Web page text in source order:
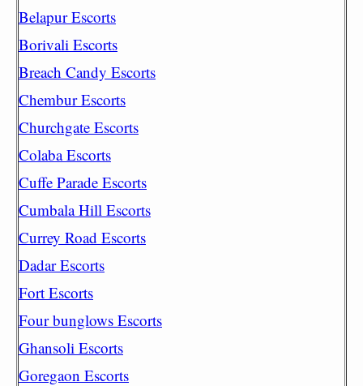
Belapur Escorts
Borivali Escorts
Breach Candy Escorts
Chembur Escorts
Churchgate Escorts
Colaba Escorts
Cuffe Parade Escorts
Cumbala Hill Escorts
Currey Road Escorts
Dadar Escorts
Fort Escorts
Four bunglows Escorts
Ghansoli Escorts
Goregaon Escorts